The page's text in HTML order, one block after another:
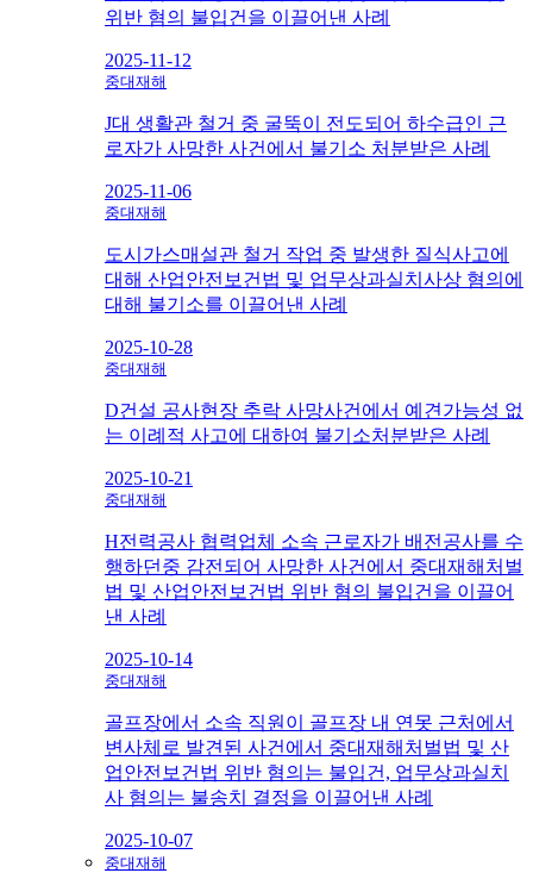
위반 혐의 불입건을 이끌어낸 사례
2025-11-12
중대재해
J대 생활관 철거 중 굴뚝이 전도되어 하수급인 근
로자가 사망한 사건에서 불기소 처분받은 사례
2025-11-06
중대재해
도시가스매설관 철거 작업 중 발생한 질식사고에
대해 산업안전보건법 및 업무상과실치사상 혐의에
대해 불기소를 이끌어낸 사례
2025-10-28
중대재해
D건설 공사현장 추락 사망사건에서 예견가능성 없
는 이례적 사고에 대하여 불기소처분받은 사례
2025-10-21
중대재해
H전력공사 협력업체 소속 근로자가 배전공사를 수
행하던중 감전되어 사망한 사건에서 중대재해처벌
법 및 산업안전보건법 위반 혐의 불입건을 이끌어
낸 사례
2025-10-14
중대재해
골프장에서 소속 직원이 골프장 내 연못 근처에서
변사체로 발견된 사건에서 중대재해처벌법 및 산
업안전보건법 위반 혐의는 불입건, 업무상과실치
사 혐의는 불송치 결정을 이끌어낸 사례
2025-10-07
중대재해